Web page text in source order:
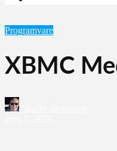
Programvare
XBMC